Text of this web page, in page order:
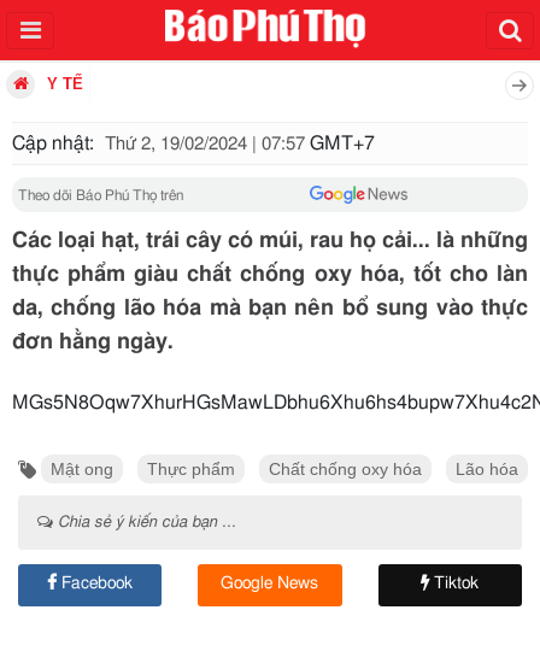
Y TẾ
Cập nhật: Thứ 2, 19/02/2024 | 07:57 GMT+7
Theo dõi Báo Phú Thọ trên
Các loại hạt, trái cây có múi, rau họ cải... là những
thực phẩm giàu chất chống oxy hóa, tốt cho làn
da, chống lão hóa mà bạn nên bổ sung vào thực
đơn hằng ngày.
Mật ong Thực phẩm Chất chống oxy hóa Lão hóa
Chia sẻ ý kiến của bạn ...
Facebook Google News Tiktok